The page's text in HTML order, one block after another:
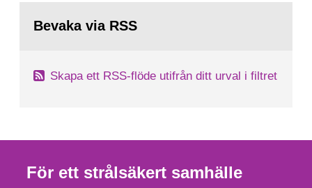
Bevaka via RSS
Skapa ett RSS-flöde utifrån ditt urval i filtret
För ett strålsäkert samhälle